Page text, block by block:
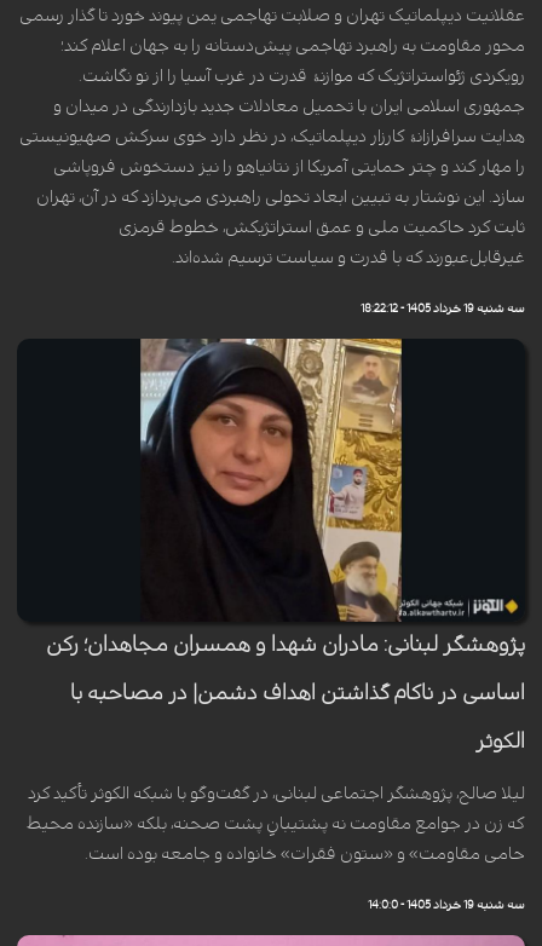
عقلانیت دیپلماتیک تهران و صلابت تهاجمی یمن پیوند خورد تا گذار رسمی
محور مقاومت به راهبرد تهاجمی پیش‌دستانه را به جهان اعلام کند؛
رویکردی ژئواستراتژیک که موازنۀ قدرت در غرب آسیا را از نو نگاشت.
جمهوری اسلامی ایران با تحمیل معادلات جدید بازدارندگی در میدان و
هدایت سرافرازانۀ کارزار دیپلماتیک، در نظر دارد خوی سرکش صهیونیستی
را مهار کند و چتر حمایتی آمریکا از نتانیاهو را نیز دستخوش فروپاشی
سازد. این نوشتار به تبیین ابعاد تحولی راهبردی می‌پردازد که در آن، تهران
ثابت کرد حاکمیت ملی و عمق استراتژیکش، خطوط قرمزی
غیرقابل‌عبورند که با قدرت و سیاست ترسیم شده‌اند.
سه شنبه 19 خرداد 1405 - 18:22:12
پژوهشگر لبنانی: مادران شهدا و همسران مجاهدان؛ رکن
اساسی در ناکام گذاشتن اهداف دشمن| در مصاحبه با
الکوثر
لیلا صالح، پژوهشگر اجتماعی لبنانی، در گفت‌وگو با شبکه الکوثر تأکید کرد
که زن در جوامع مقاومت نه پشتیبانِ پشت صحنه، بلکه «سازنده محیط
حامی مقاومت» و «ستون فقرات» خانواده و جامعه بوده است.
سه شنبه 19 خرداد 1405 - 14:0:0